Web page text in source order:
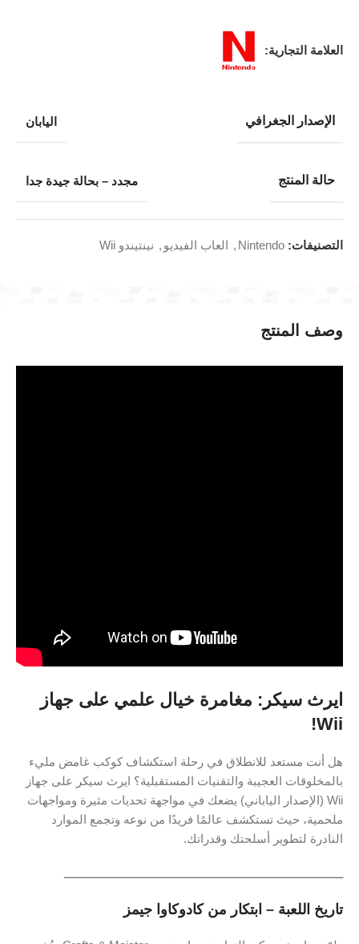
وصف المنتج
ايرث سيكر: مغامرة خيال علمي على جهاز
Wii!
هل أنت مستعد للانطلاق في رحلة استكشاف كوكب غامض مليء
بالمخلوقات العجيبة والتقنيات المستقبلية؟ ايرث سيكر على جهاز
Wii (الإصدار الياباني) يضعك في مواجهة تحديات مثيرة ومواجهات
ملحمية، حيث تستكشف عالمًا فريدًا من نوعه وتجمع الموارد
النادرة لتطوير أسلحتك وقدراتك.
ـــــــــــــــــــــــــــــــــــــــــــــــــــــــــــــــــــــــــــــــــــــــ
تاريخ اللعبة – ابتكار من كادوكاوا جيمز
العلامة التجارية:
الإصدار الجغرافي اليابان
حالة المنتج مجدد – بحالة جيدة جدا
التصنيفات: Nintendo
, العاب الفيديو , نينتيندو Wii